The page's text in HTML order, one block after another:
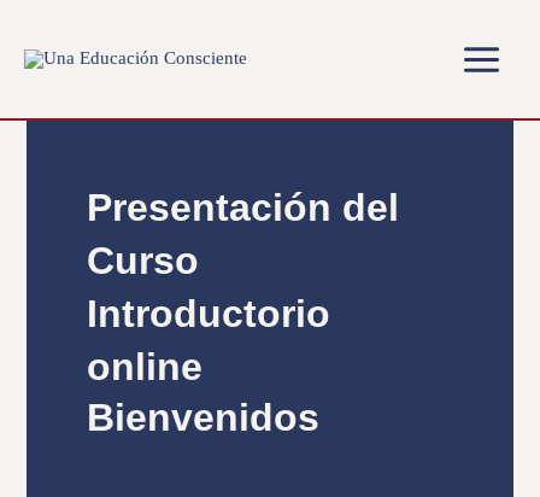
contenido
Menu
Presentación del
Curso
Introductorio
online
Bienvenidos